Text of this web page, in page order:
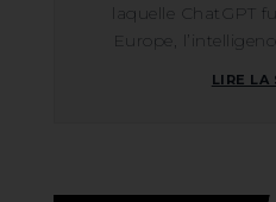
laquelle ChatGPT
Europe,
LIRE LA